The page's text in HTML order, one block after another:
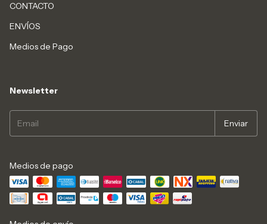
CONTACTO
ENVÍOS
Medios de Pago
Newsletter
Medios de pago